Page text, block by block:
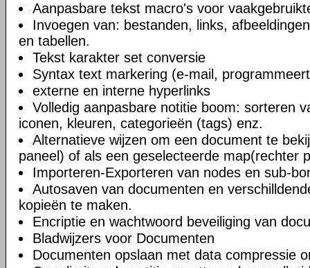
Aanpasbare tekst macro's voor
Invoegen van: bestanden, links,
en tabellen.
Tekst karakter set conversie
Syntax text markering (e-mail,
externe en interne hyperlinks
Volledig aanpasbare notitie boom: sorteren
iconen, kleuren, categorieën (tags) enz.
Alternatieve wijzen om een document te
paneel) of als een geselecteerde map(rechter
Importeren-Exporteren van nodes en sub-
Autosaven van documenten en
kopieën te maken.
Encriptie en wachtwoord beveiliging van
Bladwijzers voor Documenten
Documenten opslaan met data compressie